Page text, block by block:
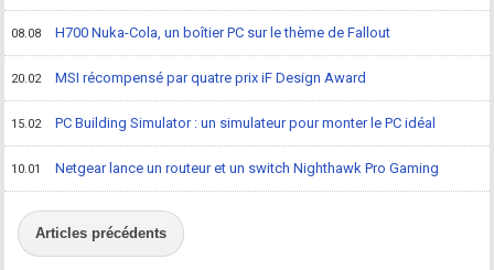
08.08 H700 Nuka-Cola, un boîtier PC sur le thème de Fallout
20.02 MSI récompensé par quatre prix iF Design Award
15.02 PC Building Simulator : un simulateur pour monter le PC idéal
10.01 Netgear lance un routeur et un switch Nighthawk Pro Gaming
Articles précédents